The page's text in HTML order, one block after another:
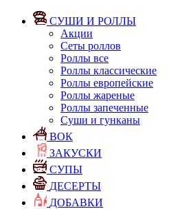
СУШИ И РОЛЛЫ
Акции
Сеты роллов
Роллы все
Роллы классические
Роллы европейские
Роллы жареные
Роллы запеченные
Суши и гунканы
ВОК
ЗАКУСКИ
СУПЫ
ДЕСЕРТЫ
ДОБАВКИ